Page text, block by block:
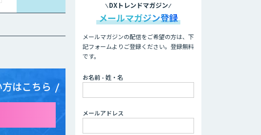
はこちら
DXトレンドマガジン
メールマガジン登録
メールマガジンの配信をご希望の方は、下
記フォームよりご登録ください。登録無料
です。
お名前 - 姓・名
メールアドレス